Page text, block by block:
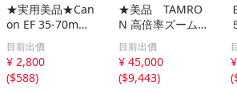
★実用美品★Can
on EF 35-70mm
F3.5-4.5 A キヤノ
ン ズームレンズ
EFマウント 標準
ズーム オートフ
目前出價
¥ 2,800
($588)
★美品 TAMRO
N 高倍率ズーム
レンズ 28-300m
m F3.5-6.3 Di VC
PZD キヤノン用
フルサイズ対応 A
目前出價
¥ 45,000
($9,443)
(